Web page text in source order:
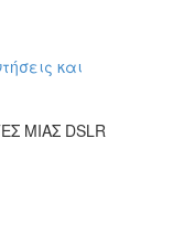
και
ΜΙΑΣ DSLR